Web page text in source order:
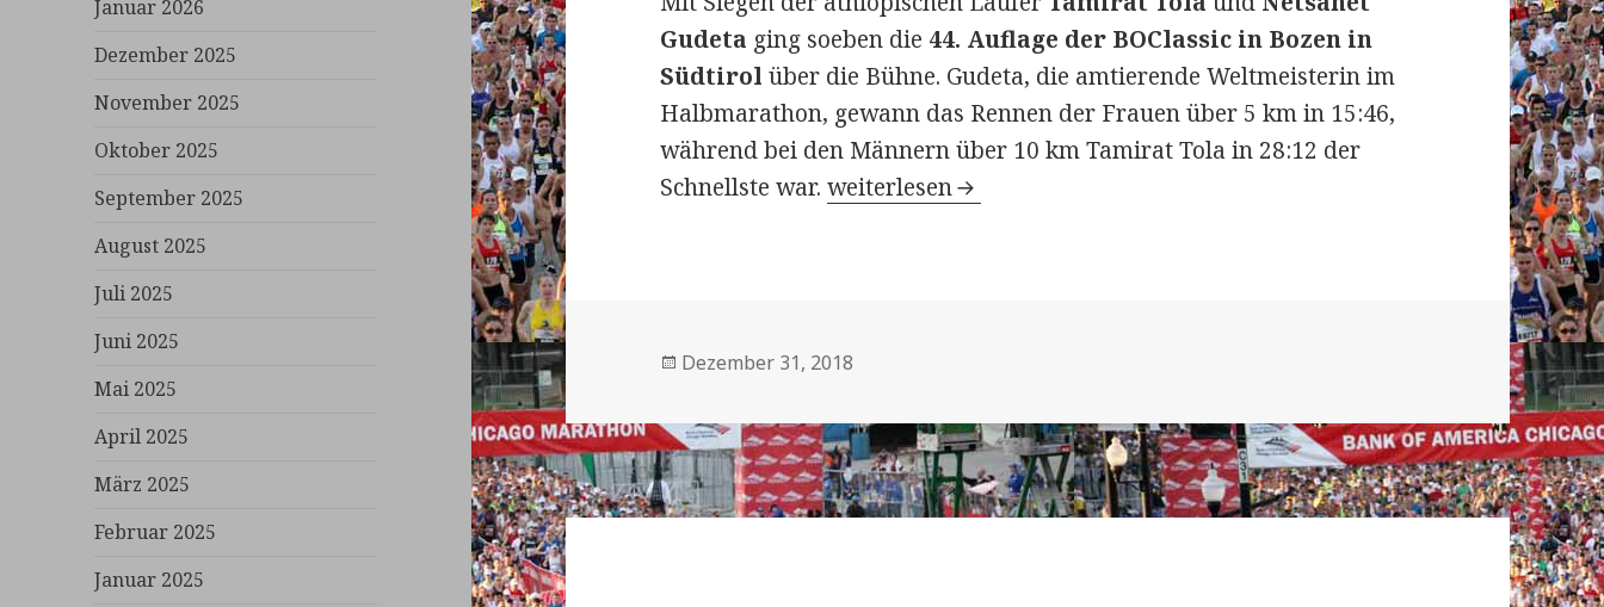
Januar 2026
Dezember 2025
November 2025
Oktober 2025
September 2025
August 2025
Juli 2025
Juni 2025
Mai 2025
April 2025
März 2025
Februar 2025
Januar 2025
Gudeta ging soeben die 44. Auflage der BOClassic in Bozen in
Südtirol über die Bühne. Gudeta, die amtierende Weltmeisterin im
Halbmarathon, gewann das Rennen der Frauen über 5 km in 15:46,
während bei den Männern über 10 km Tamirat Tola in 28:12 der
Schnellste war.44. BOclassic in Bozen (ITA) am 31. Dezember 2018: Äthiopische Siege
weiterlesen
Veröffentlicht
Dezember 31, 2018